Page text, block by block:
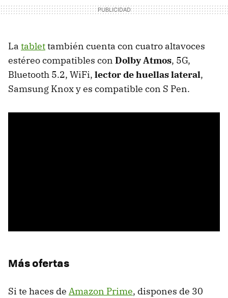
La tablettambién cuenta con cuatro altavoces
estéreo compatibles con Dolby Atmos, 5G,
Bluetooth 5.2, WiFi, lector de huellas lateral,
Samsung Knox y es compatible con S Pen.
Más ofertas
Si te haces de Amazon Prime, dispones de 30